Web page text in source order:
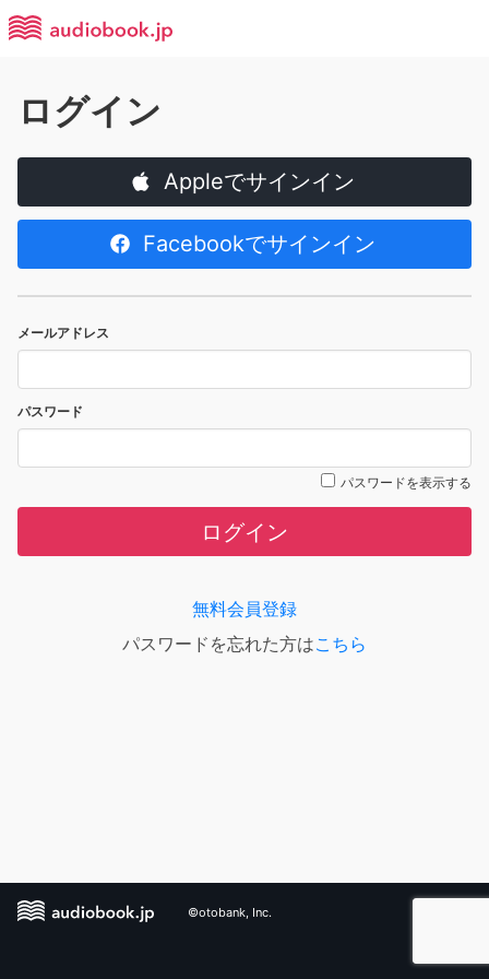
ログイン
Appleでサインイン
Facebookでサインイン
メールアドレス
パスワード
パスワードを表示する
ログイン
無料会員登録
パスワードを忘れた方はこちら
©otobank, Inc.